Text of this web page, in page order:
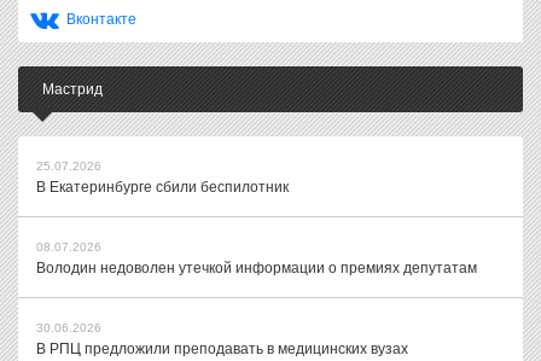
Вконтакте
Мастрид
25.07.2026
В Екатеринбурге сбили беспилотник
08.07.2026
Володин недоволен утечкой информации о премиях депутатам
30.06.2026
В РПЦ предложили преподавать в медицинских вузах